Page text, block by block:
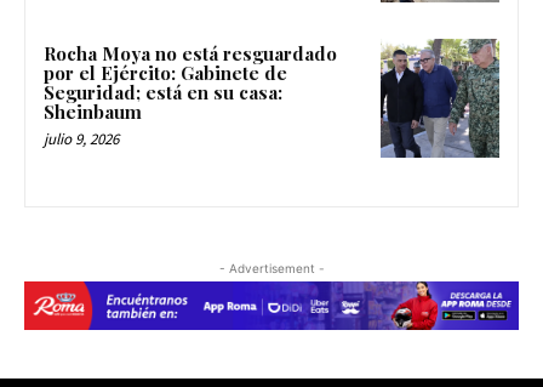
Rocha Moya no está resguardado
por el Ejército: Gabinete de
Seguridad; está en su casa:
Sheinbaum
julio 9, 2026
- Advertisement -